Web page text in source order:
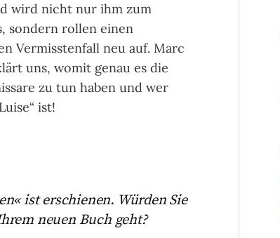
wird nicht nur ihm zum
sondern rollen einen
Vermisstenfall neu auf. Marc
uns, womit genau es die
zu tun haben und wer
ist!
ist erschienen. Würden Sie
neuen Buch geht?